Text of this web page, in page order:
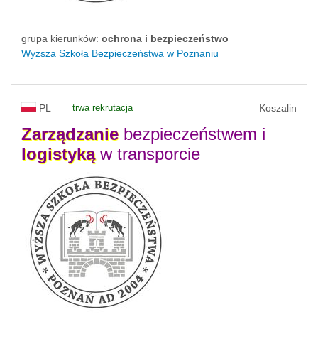
grupa kierunków: ochrona i bezpieczeństwo
Wyższa Szkoła Bezpieczeństwa w Poznaniu
PL trwa rekrutacja Koszalin
Zarządzaniebezpieczeństwem i
logistykąw transporcie